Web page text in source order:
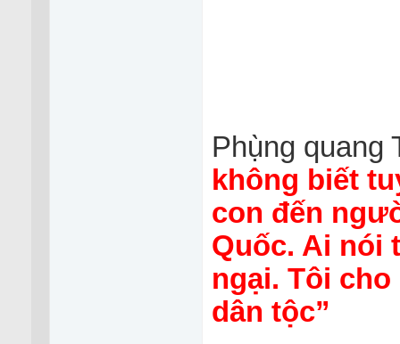
Phụ̀ng quang
không biết
con đến
Quốc. Ai nói
ngại. Tôi
dân tộc”